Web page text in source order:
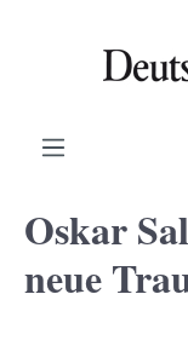
Oskar
neue